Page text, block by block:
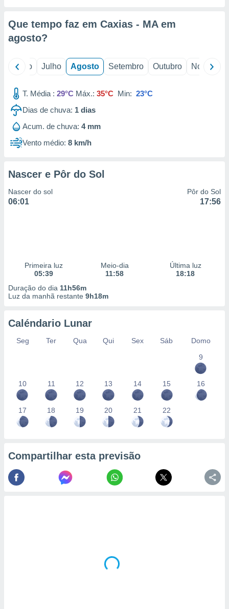
através
estudos
de
Que tempo faz em Caxias - MA em
agosto?
Junho Julho Agosto Setembro Outubro Novembro
T. Média : 29°C Máx.: 35°C Min: 23°C
Dias de chuva: 1 dias
Acum. de chuva: 4 mm
Vento médio: 8 km/h
Nascer e Pôr do Sol
Nascer do sol
06:01
Pôr do Sol
17:56
Primeira luz
05:39
Meio-dia
11:58
Última luz
18:18
Duração do dia 11h56m
Luz da manhã restante 9h18m
Caléndario Lunar
Seg Ter Qua Qui Sex Sáb
Domo
9
10 11 12 13 14 15 16
17 18 19 20 21 22
Compartilhar esta previsão